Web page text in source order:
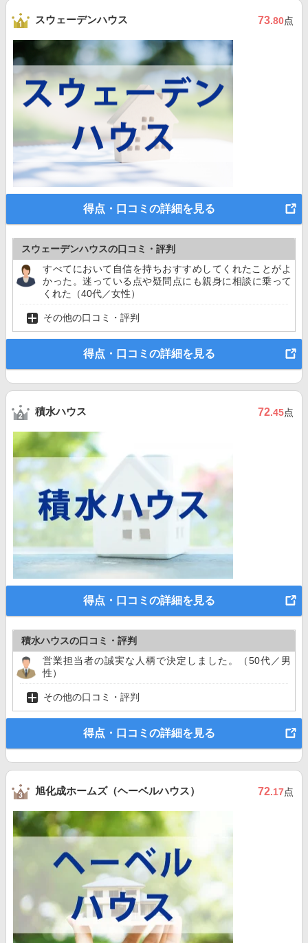
スウェーデンハウス 73.80点
得点・口コミの詳細を見る
スウェーデンハウスの口コミ・評判
すべてにおいて自信を持ちおすすめしてくれたことがよ
かった。迷っている点や疑問点にも親身に相談に乗って
くれた（40代／女性）
その他の口コミ・評判
得点・口コミの詳細を見る
積水ハウス 72.45点
得点・口コミの詳細を見る
積水ハウスの口コミ・評判
営業担当者の誠実な人柄で決定しました。（50代／男
性）
その他の口コミ・評判
得点・口コミの詳細を見る
旭化成ホームズ（ヘーベルハウス） 72.17点